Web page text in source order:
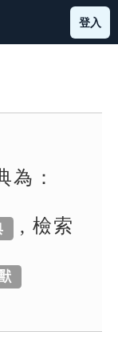
登入
為：
, 檢索